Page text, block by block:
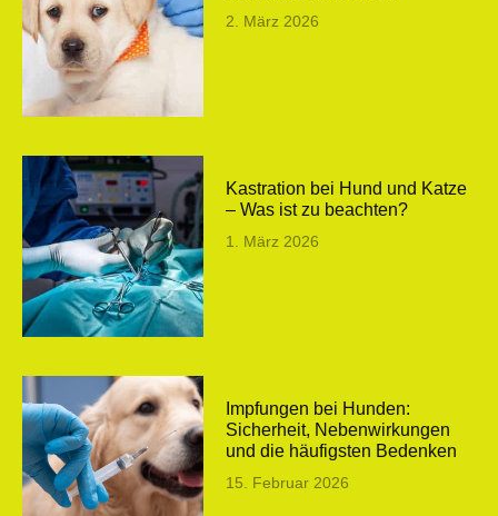
2. März 2026
Kastration bei Hund und Katze
– Was ist zu beachten?
1. März 2026
Impfungen bei Hunden:
Sicherheit, Nebenwirkungen
und die häufigsten Bedenken
15. Februar 2026